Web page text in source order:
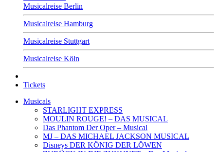
Musicalreise Berlin
Musicalreise Hamburg
Musicalreise Stuttgart
Musicalreise Köln
Tickets
Musicals
STARLIGHT EXPRESS
MOULIN ROUGE! – DAS MUSICAL
Das Phantom Der Oper – Musical
MJ – DAS MICHAEL JACKSON MUSICAL
Disneys DER KÖNIG DER LÖWEN